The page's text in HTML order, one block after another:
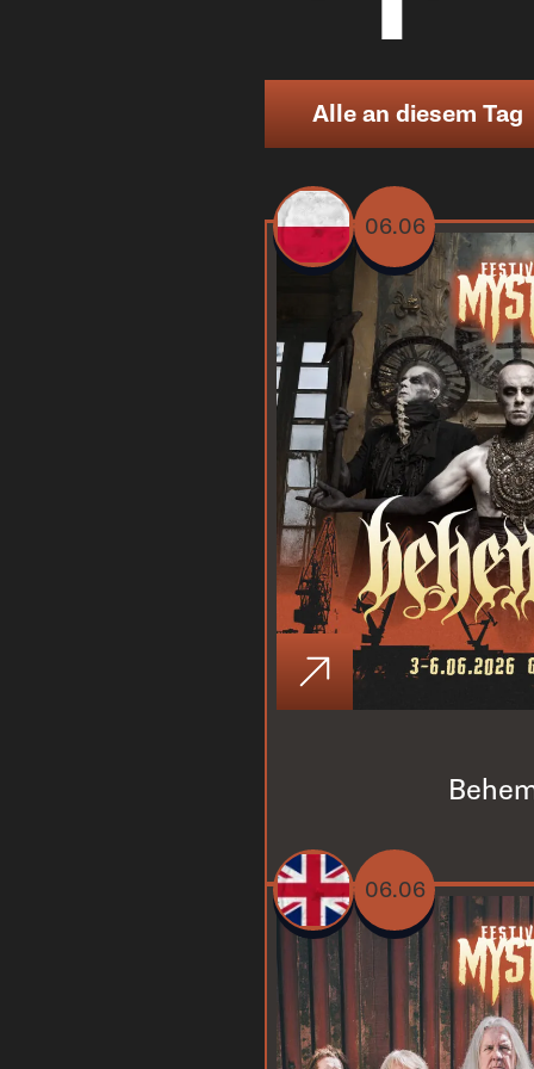
Alle an diesem Tag
06.06
06.06